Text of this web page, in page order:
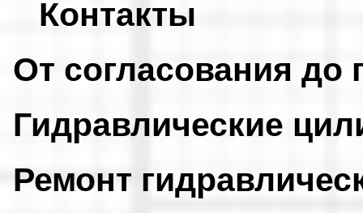
Контакты
От согласования до
Гидравлические
Ремонт